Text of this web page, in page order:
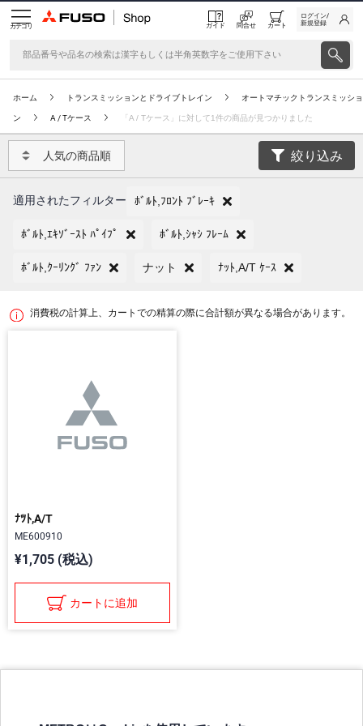
カテゴリ ガイド 問合せ カート
ログイン/
新規登録
ホーム トランスミッションとドライブトレイン オートマチックトランスミッショ
ン A / Tケース 「A / Tケース」に対して1件の商品が見つかりました
人気の商品順 絞り込み
適用されたフィルター ﾎﾞﾙﾄ,ﾌﾛﾝﾄ ﾌﾞﾚｰｷ
ﾎﾞﾙﾄ,ｴｷｿﾞｰｽﾄ ﾊﾟｲﾌﾟ ﾎﾞﾙﾄ,ｼｬｼ ﾌﾚｰﾑ
ﾎﾞﾙﾄ,ｸｰﾘﾝｸﾞ ﾌｧﾝ ナット ﾅｯﾄ,A/T ｹｰｽ
消費税の計算上、カートでの精算の際に合計額が異なる場合があります。
ﾅﾂﾄ,A/T
ME600910
¥1,705 (税込)
カートに追加